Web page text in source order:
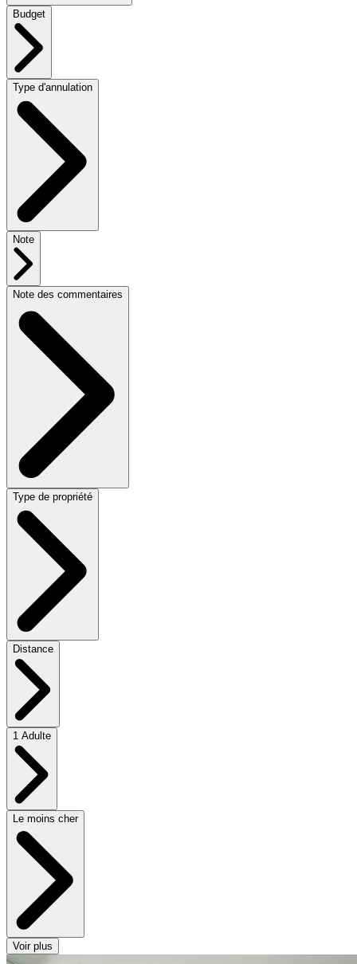
Budget
Type d'annulation
Note
Note des commentaires
Type de propriété
Distance
1 Adulte
Le moins cher
Voir plus